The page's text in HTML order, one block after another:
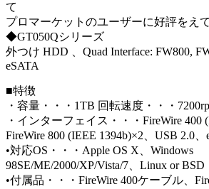
て
プロマーケットのユーザーに好評をえ
◆GT050Qシリーズ
外つけ HDD 、Quad Interface: FW800,
eSATA
■特徴
・容量・・・1TB 回転速度・・・
・インターフェイス・・・FireWire 400
FireWire 800 (IEEE 1394b)×2、USB 2.0、
•対応OS・・・Apple OS X、Windows
98SE/ME/2000/XP/Vista/7、Linux or BSD
•付属品・・・FireWire 400ケーブル、